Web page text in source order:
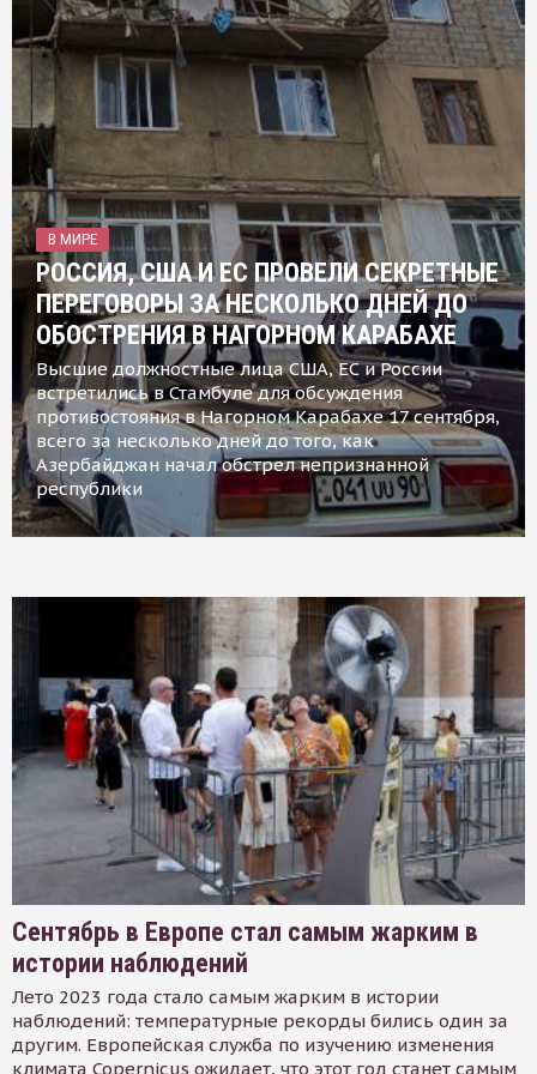
В МИРЕ
РОССИЯ, США И ЕС ПРОВЕЛИ СЕКРЕТНЫЕ
ПЕРЕГОВОРЫ ЗА НЕСКОЛЬКО ДНЕЙ ДО
ОБОСТРЕНИЯ В НАГОРНОМ КАРАБАХЕ
Высшие должностные лица США, ЕС и России
встретились в Стамбуле для обсуждения
противостояния в Нагорном Карабахе 17 сентября,
всего за несколько дней до того, как
Азербайджан начал обстрел непризнанной
республики
Сентябрь в Европе стал самым жарким в
истории наблюдений
Лето 2023 года стало самым жарким в истории
наблюдений: температурные рекорды бились один за
другим. Европейская служба по изучению изменения
климата Copernicus ожидает, что этот год станет самым